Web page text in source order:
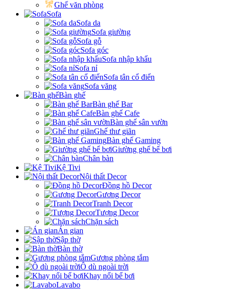
Ghế văn phòng
Sofa
Sofa da
Sofa giường
Sofa gỗ
Sofa góc
Sofa nhập khẩu
Sofa nỉ
Sofa tân cổ điển
Sofa văng
Bàn ghế
Bàn ghế Bar
Bàn ghế Cafe
Bàn ghế sân vườn
Ghế thư giãn
Bàn ghế Gaming
Giường ghế bể bơi
Chân bàn
Kệ Tivi
Nội thất Decor
Đồng hồ Decor
Gương Decor
Tranh Decor
Tượng Decor
Chặn sách
Án gian
Sập thờ
Bàn thờ
Gương phòng tắm
Ô dù ngoài trời
Khay nổi bể bơi
Lavabo